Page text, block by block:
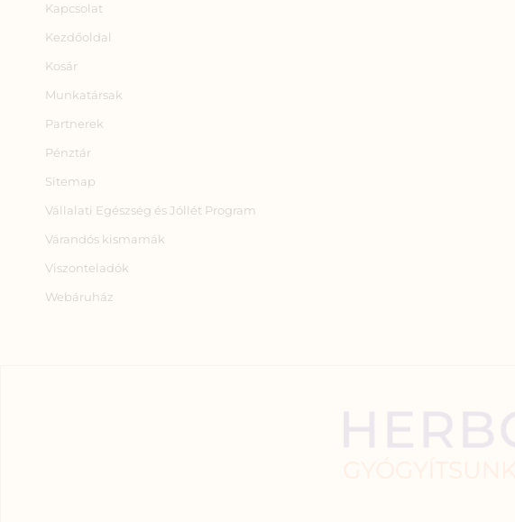
Kapcsolat
Kezdőoldal
Kosár
Munkatársak
Partnerek
Pénztár
Sitemap
Vállalati Egészség és Jóllét Program
Várandós kismamák
Viszonteladók
Webáruház